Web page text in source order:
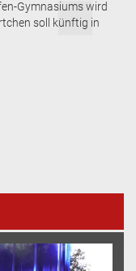
Gymnasiums wird
soll künftig in